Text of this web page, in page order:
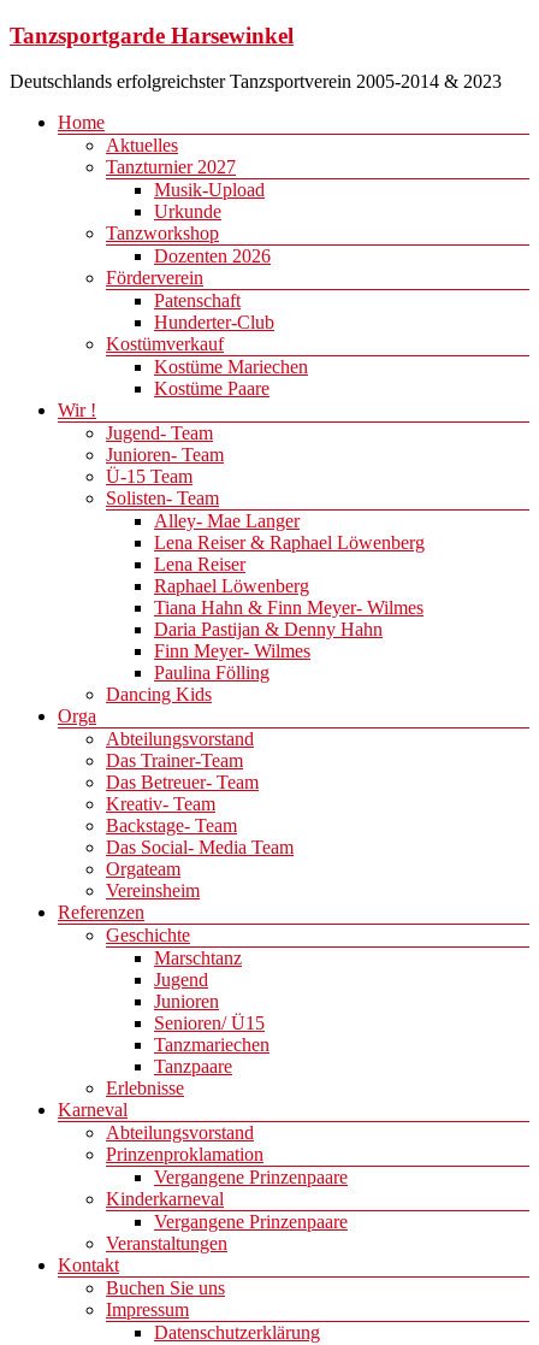
Zum
springen
Tanzsportgarde Harsewinkel
Deutschlands erfolgreichster Tanzsportverein 2005-2014 & 2023
Menü
Home
Aktuelles
Tanzturnier 2027
Musik-Upload
Urkunde
Tanzworkshop
Dozenten 2026
Förderverein
Patenschaft
Hunderter-Club
Kostümverkauf
Kostüme Mariechen
Kostüme Paare
Wir !
Jugend- Team
Junioren- Team
Ü-15 Team
Solisten- Team
Alley- Mae Langer
Lena Reiser & Raphael Löwenberg
Lena Reiser
Raphael Löwenberg
Tiana Hahn & Finn Meyer- Wilmes
Daria Pastijan & Denny Hahn
Finn Meyer- Wilmes
Paulina Fölling
Dancing Kids
Orga
Abteilungsvorstand
Das Trainer-Team
Das Betreuer- Team
Kreativ- Team
Backstage- Team
Das Social- Media Team
Orgateam
Vereinsheim
Referenzen
Geschichte
Marschtanz
Jugend
Junioren
Senioren/ Ü15
Tanzmariechen
Tanzpaare
Erlebnisse
Karneval
Abteilungsvorstand
Prinzenproklamation
Vergangene Prinzenpaare
Kinderkarneval
Vergangene Prinzenpaare
Veranstaltungen
Kontakt
Buchen Sie uns
Impressum
Datenschutzerklärung